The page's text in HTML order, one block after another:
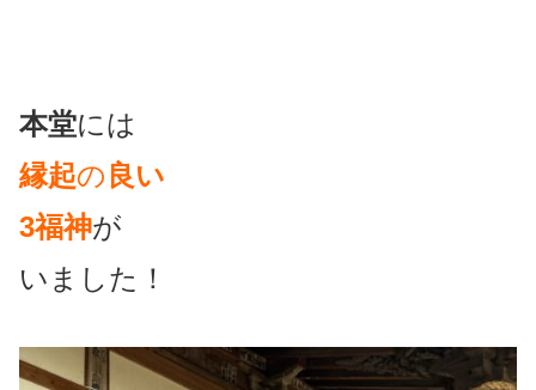
本堂には
縁起の 良い
3福神が
いました！